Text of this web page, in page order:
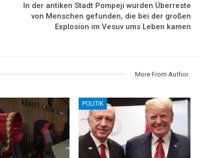
In der antiken Stadt Pompeji wurden Überreste
von Menschen gefunden, die bei der großen
Explosion im Vesuv ums Leben kamen
More From Author
POLITIK